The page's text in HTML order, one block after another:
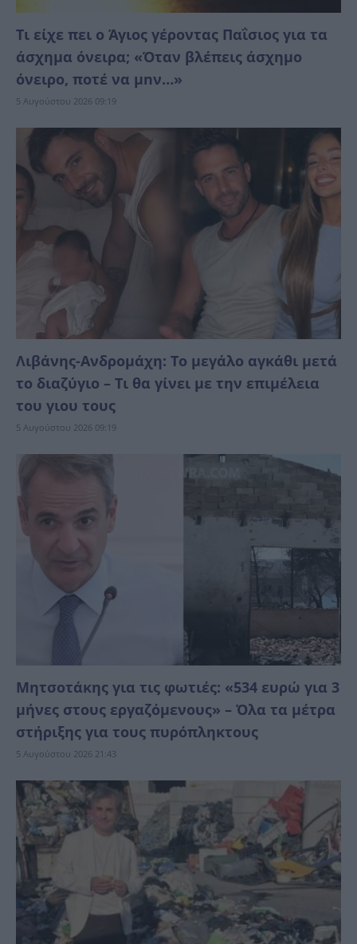
Τι είχε πει ο Άγιος γέροντας Παΐσιος για τα
άσχημα όνειρα; «Όταν βλέπεις άσχημο
όνειρο, ποτέ να μnν…»
5 Αυγούστου 2026 09:19
Λιβάνης-Ανδρομάχη: Το μεγάλο αγκάθι μετά
το διαζύγιο – Τι θα γίνει με την επιμέλεια
του γιου τους
5 Αυγούστου 2026 09:19
Μητσοτάκης για τις φωτιές: «534 ευρώ για 3
μήνες στους εργαζόμενους» – Όλα τα μέτρα
στήριξης για τους πυρόπληκτους
5 Αυγούστου 2026 21:43